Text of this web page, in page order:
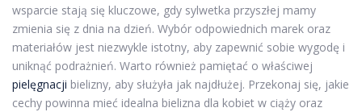
wsparcie stają się kluczowe, gdy sylwetka przyszłej mamy
zmienia się z dnia na dzień. Wybór odpowiednich marek oraz
materiałów jest niezwykle istotny, aby zapewnić sobie wygodę i
uniknąć podrażnień. Warto również pamiętać o właściwej
pielęgnacji bielizny, aby służyła jak najdłużej. Przekonaj się, jakie
cechy powinna mieć idealna bielizna dla kobiet w ciąży oraz